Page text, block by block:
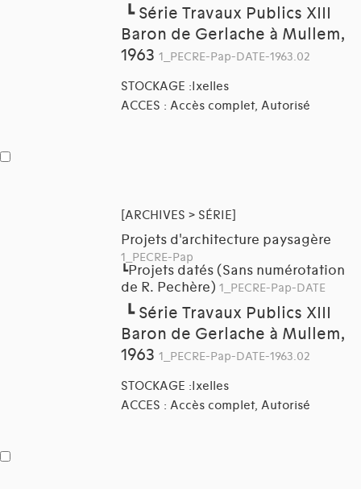
┗ Série Travaux Publics XIII
Baron de Gerlache à Mullem,
1963 1_PECRE-Pap-DATE-1963.02
STOCKAGE :Ixelles
ACCES : Accès complet, Autorisé
[ARCHIVES > SÉRIE]
Projets d'architecture paysagère
1_PECRE-Pap
┗Projets datés (Sans numérotation
de R. Pechère) 1_PECRE-Pap-DATE
┗ Série Travaux Publics XIII
Baron de Gerlache à Mullem,
1963 1_PECRE-Pap-DATE-1963.02
STOCKAGE :Ixelles
ACCES : Accès complet, Autorisé